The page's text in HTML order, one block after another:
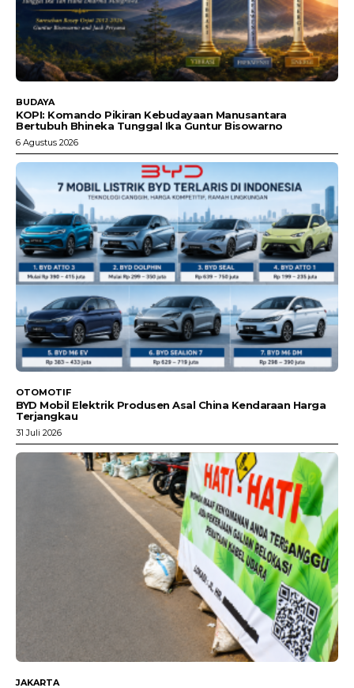
BUDAYA
KOPI: Komando Pikiran Kebudayaan Manusantara
Bertubuh Bhineka Tunggal Ika Guntur Bisowarno
6 Agustus 2026
OTOMOTIF
BYD Mobil Elektrik Produsen Asal China Kendaraan Harga
Terjangkau
31 Juli 2026
JAKARTA